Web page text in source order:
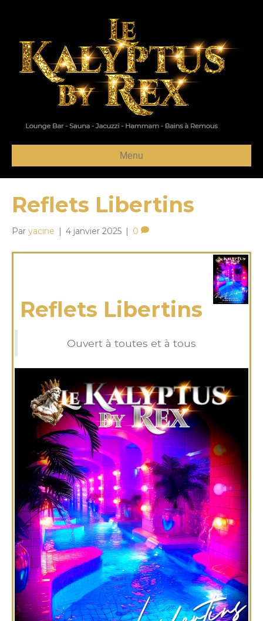
Menu
Reflets Libertins
Par yacine | 4 janvier 2025 | 0
Reflets Libertins
Ouvert à toutes et à tous